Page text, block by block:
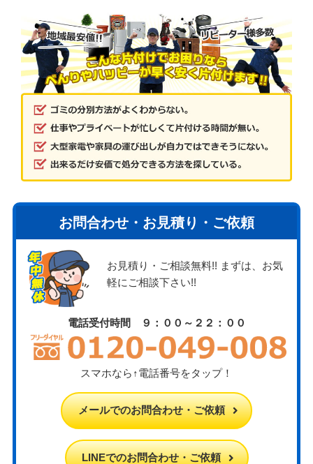
お問合わせ・お見積り・ご依頼
お見積り・ご相談無料!! まずは、お気
軽にご相談下さい!!
電話受付時間 ９：００～２２：００
スマホなら↑電話番号をタップ！
メールでのお問合わせ・ご依頼
LINEでのお問合わせ・ご依頼